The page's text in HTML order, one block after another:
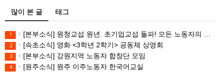
많이 본 글 태그
1 [본부소식] 원청교섭 원년. 초기업교섭 돌파! 모든 노동자의 노동기본권 쟁취! 민주노총 7.15 총파업대회
2 [속초소식] 영화 <3학년 2학기> 공동체 상영회
3 [본부소식] 강원지역 노동자 합창단 모임
4 [원주소식] 원주 이주노동자 한국어교실